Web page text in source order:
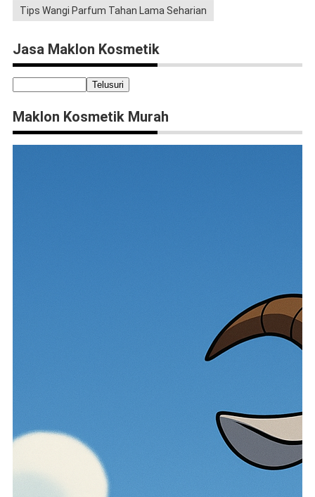
Tips Wangi Parfum Tahan Lama Seharian
Jasa Maklon Kosmetik
Maklon Kosmetik Murah